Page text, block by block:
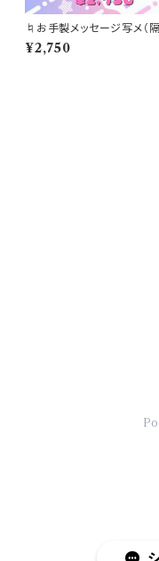
♮お手製メッセージ写メ（
枚限定）
¥2,750